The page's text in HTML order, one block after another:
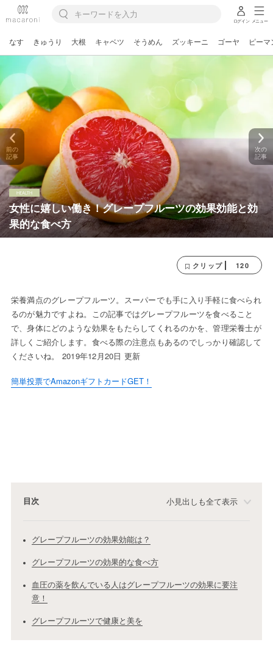
ログイン メニュー
なす きゅうり 大根 キャベツ そうめん ズッキーニ ゴーヤ ピーマ
女性に嬉しい働き！グレープフルーツの効果効能と効
果的な食べ方
前の
記事
次の
記事
クリップ 120
栄養満点のグレープフルーツ。スーパーでも手に入り手軽に食べられ
るのが魅力ですよね。この記事ではグレープフルーツを食べること
で、身体にどのような効果をもたらしてくれるのかを、管理栄養士が
詳しくご紹介します。食べる際の注意点もあるのでしっかり確認して
くださいね。 2019年12月20日 更新
簡単投票でAmazonギフトカードGET！
目次 小見出しも全て表示
グレープフルーツの効果効能は？
グレープフルーツの効果的な食べ方
血圧の薬を飲んでいる人はグレープフルーツの効果に要注
意！
グレープフルーツで健康と美を